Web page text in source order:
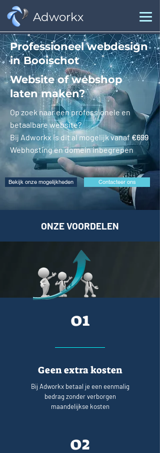
Adworkx
Professioneel webdesign
in Booischot
Website of webshop
laten maken?
Op zoek naar een professionele en
betaalbare website?
Bij Adworkx is dit al mogelijk vanaf €699
Webhosting en domein inbegrepen
Bekijk onze mogelijkheden Contacteer ons
ONZE VOORDELEN
01
Geen extra kosten
Bij Adworkx betaal je een eenmalig
bedrag zonder verborgen
maandelijkse kosten
02